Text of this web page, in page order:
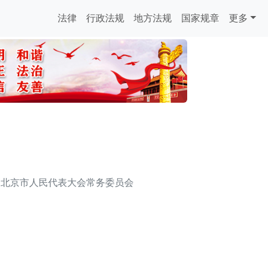
法律 行政法规 地方法规 国家规章 更多
北京市人民代表大会常务委员会